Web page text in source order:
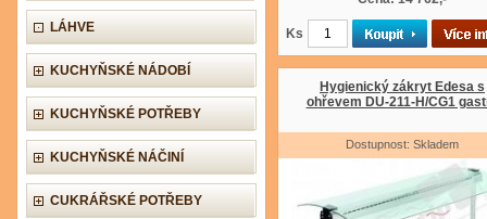
LÁHVE
KUCHYŇSKÉ NÁDOBÍ
KUCHYŇSKÉ POTŘEBY
KUCHYŇSKÉ NÁČINÍ
CUKRÁŘSKÉ POTŘEBY
Ks
Hygienický zákryt Edesa s
ohřevem DU-211-H/CG1
Dostupnost: Skladem